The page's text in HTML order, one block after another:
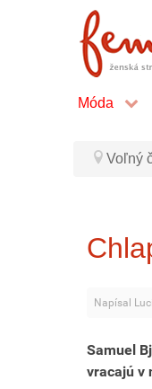
Móda
Voľný
Napísal
Samuel
vracajú v